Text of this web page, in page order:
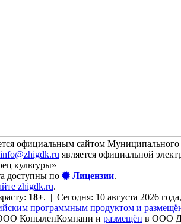
официальным сайтом
info@zhigdk.ru является официальной
культуры»
доступны по
Лицензии.
zhigdk.ru.
18+. | Сегодня: 10 августа 2026
программным продуктом и
КопыленКомпани и размещён в ООО